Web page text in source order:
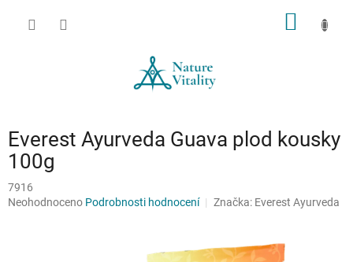
Everest Ayurveda Guava plod kousky
100g
7916
Průměrné
Neohodnoceno Podrobnosti hodnocení Značka: Everest Ayurveda